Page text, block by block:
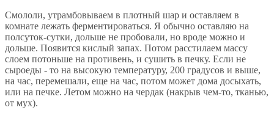
Смололи, утрамбовываем в плотный шар и оставляем в
комнате лежать ферментироваться. Я обычно оставляю на
полсуток-сутки, дольше не пробовали, но вроде можно и
дольше. Появится кислый запах. Потом расстилаем массу
слоем потоньше на противень, и сушить в печку. Если не
сыроеды - то на высокую температуру, 200 градусов и выше,
на час, перемешали, еще на час, потом может дома досыхать,
или на печке. Летом можно на чердак (накрыв чем-то, тканью,
от мух).